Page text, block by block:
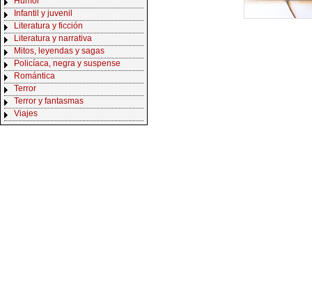
Infantil y juvenil
Literatura y ficción
Literatura y narrativa
Mitos, leyendas y sagas
Policíaca, negra y suspense
Romántica
Terror
Terror y fantasmas
Viajes